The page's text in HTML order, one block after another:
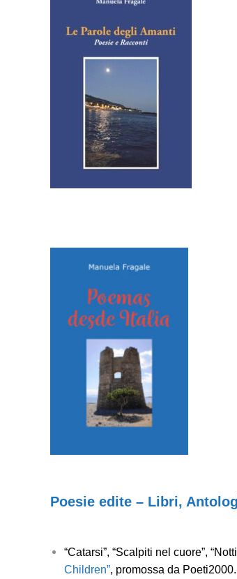
Poesie edite – Libri,
“Catarsi”, “Scalpiti nel cuore”,
Children”, promossa da